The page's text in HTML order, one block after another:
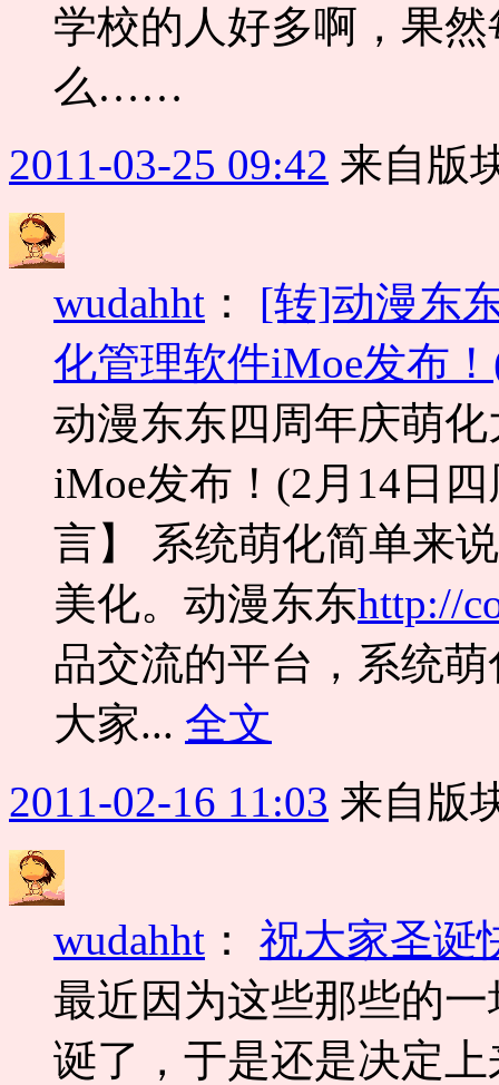
学校的人好多啊，果
么……
2011-03-25 09:42 来自版
wudahht ： [转]动漫东
化管理软件iMoe发布
动漫东东四周年庆萌
iMoe发布！(2月14日
言】 系统萌化简单来
美化。动漫东东http://
品交流的平台，系统
大家... 全文
2011-02-16 11:03 来自版
wudahht ： 祝大家圣诞
最近因为这些那些的
诞了，于是还是决定